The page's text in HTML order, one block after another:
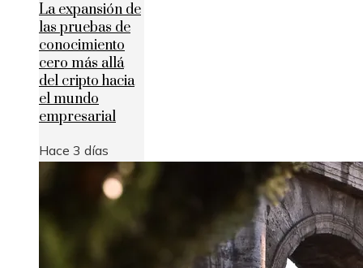
La expansión de
las pruebas de
conocimiento
cero más allá
del cripto hacia
el mundo
empresarial
Hace 3 días